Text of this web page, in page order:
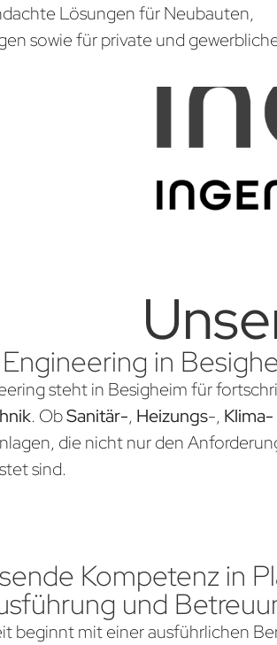
Lösungen für Neubauten,
sowie für private und
in
steht in Besigheim für
. ObSanitär-, Heizungs-,
die nicht nur den
sind.
Kompetenz in
und
beginnt mit einer ausführlichen